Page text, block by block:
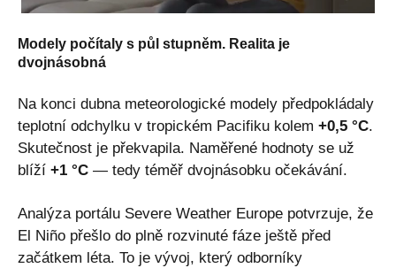
Modely počítaly s půl stupněm. Realita je
dvojnásobná
Na konci dubna meteorologické modely předpokládaly
teplotní odchylku v tropickém Pacifiku kolem +0,5 °C.
Skutečnost je překvapila. Naměřené hodnoty se už
blíží +1 °C — tedy téměř dvojnásobku očekávání.
Analýza portálu Severe Weather Europe potvrzuje, že
El Niño přešlo do plně rozvinuté fáze ještě před
začátkem léta. To je vývoj, který odborníky